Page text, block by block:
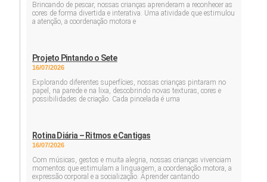
Brincando de pescar, nossas crianças aprenderam a reconhecer as
cores de forma divertida e interativa. Uma atividade que estimulou
a atenção, a coordenação motora e
Projeto Pintando o Sete
16/07/2026
Explorando diferentes superfícies, nossas crianças pintaram no
papel, na parede e na lixa, descobrindo novas texturas, cores e
possibilidades de criação. Cada pincelada é uma
Rotina Diária – Ritmos e Cantigas
16/07/2026
Com músicas, gestos e muita alegria, nossas crianças vivenciam
momentos que estimulam a linguagem, a coordenação motora, a
expressão corporal e a socialização. Aprender cantando